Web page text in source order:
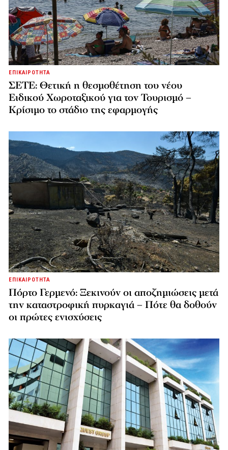
ΕΠΙΚΑΙΡΟΤΗΤΑ
ΣΕΤΕ: Θετική η θεσμοθέτηση του νέου
Ειδικού Χωροταξικού για τον Τουρισμό –
Κρίσιμο το στάδιο της εφαρμογής
ΕΠΙΚΑΙΡΟΤΗΤΑ
Πόρτο Γερμενό: Ξεκινούν οι αποζημιώσεις μετά
την καταστροφική πυρκαγιά – Πότε θα δοθούν
οι πρώτες ενισχύσεις